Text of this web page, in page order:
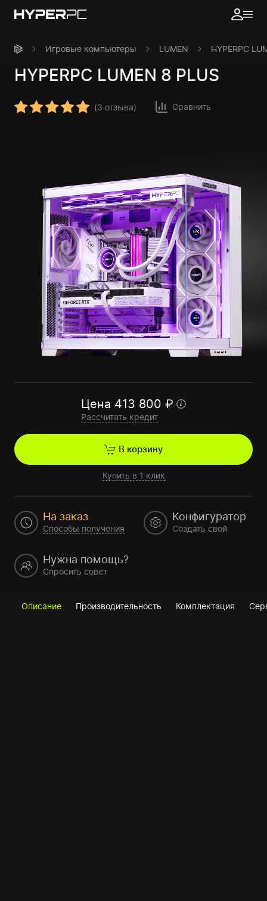
Игровые компьютеры LUMEN HYPERPC
HYPERPC LUMEN 8 PLUS
(3 отзыва) Сравнить
Цена 413 800 ₽
Рассчитать кредит
В корзину
Купить в 1 клик
На заказ
Способы получения
Конфигуратор
Создать свой
Нужна помощь?
Спросить совет
Описание Производительность Комплектация